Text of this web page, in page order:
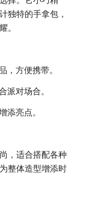
独特的手拿包，
。
，方便携带。
派对场合。
添亮点。
，适合搭配各种
整体造型增添时